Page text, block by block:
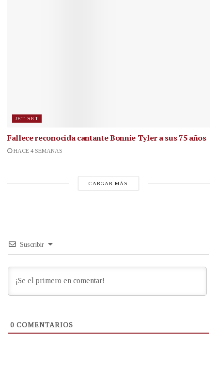
JET SET
Fallece reconocida cantanteBonnie Tyler a sus 75 años
HACE 4 SEMANAS
CARGAR MÁS
Suscribir
0 COMENTARIOS